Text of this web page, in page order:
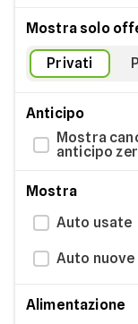
Mostra solo
Privati
Anticipo
Mostra
anticipo
Mostra
Auto usate
Auto nuove
Alimentazione